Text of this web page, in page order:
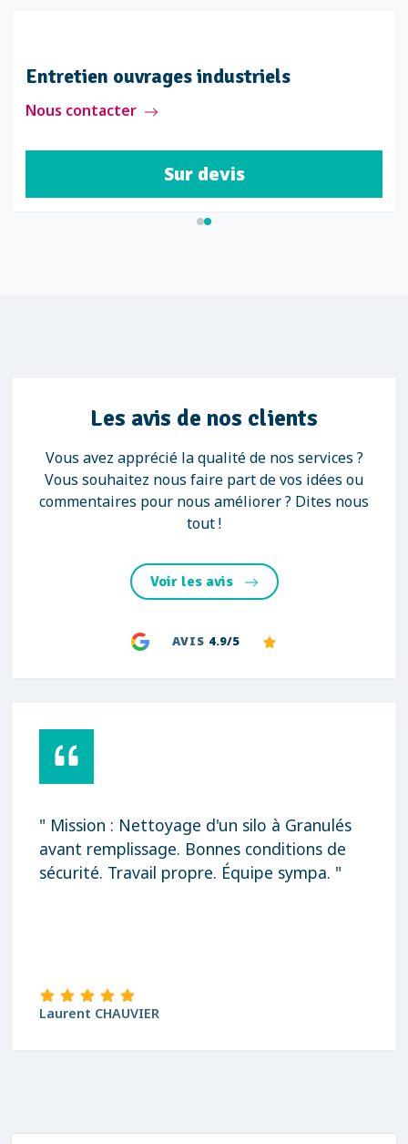
Entretien ouvrages industriels
Nous contacter
Sur devis
Les avis de nos clients
Vous avez apprécié la qualité de nos services ?
Vous souhaitez nous faire part de vos idées ou
commentaires pour nous améliorer ? Dites nous
tout !
Voir les avis
AVIS 4.9/5
" Mission : Nettoyage d'un silo à Granulés
avant remplissage. Bonnes conditions de
sécurité. Travail propre. Équipe sympa. "
Laurent CHAUVIER